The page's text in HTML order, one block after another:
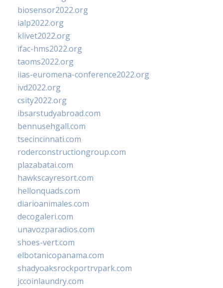
biosensor2022.org
ialp2022.org
klivet2022.org
ifac-hms2022.org
taoms2022.org
iias-euromena-conference2022.org
ivd2022.org
csity2022.org
ibsarstudyabroad.com
bennusehgall.com
tsecincinnati.com
roderconstructiongroup.com
plazabatai.com
hawkscayresort.com
hellonquads.com
diarioanimales.com
decogaleri.com
unavozparadios.com
shoes-vert.com
elbotanicopanama.com
shadyoaksrockportrvpark.com
jccoinlaundry.com